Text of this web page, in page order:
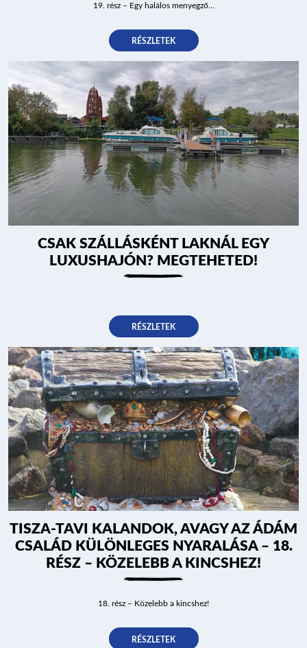
19. rész – Egy halálos menyegző...
RÉSZLETEK
CSAK SZÁLLÁSKÉNT LAKNÁL EGY
LUXUSHAJÓN? MEGTEHETED!
RÉSZLETEK
TISZA-TAVI KALANDOK, AVAGY AZ ÁDÁM
CSALÁD KÜLÖNLEGES NYARALÁSA – 18.
RÉSZ – KÖZELEBB A KINCSHEZ!
18. rész – Közelebb a kincshez!
RÉSZLETEK